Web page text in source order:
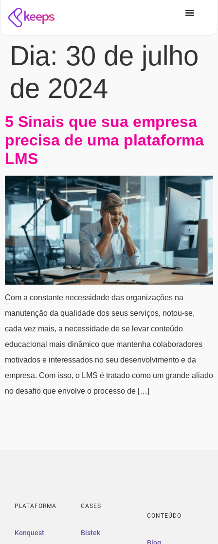
Dia: 30 de julho
de 2024
5 Sinais que sua empresa
precisa de uma plataforma
LMS
Com a constante necessidade das organizações na
manutenção da qualidade dos seus serviços, notou-se,
cada vez mais, a necessidade de se levar conteúdo
educacional mais dinâmico que mantenha colaboradores
motivados e interessados no seu desenvolvimento e da
empresa. Com isso, o LMS é tratado como um grande aliado
no desafio que envolve o processo de […]
PLATAFORMA
Konquest
CASES
Bistek
CONTEÚDO
Blog